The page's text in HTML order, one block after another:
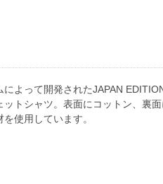
よって開発されたJAPAN
トシャツ。表面にコットン、裏
使用しています。